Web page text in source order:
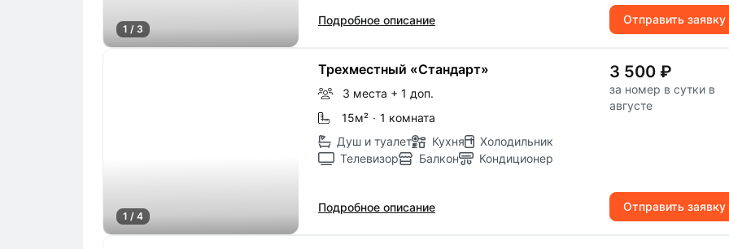
1 / 3
Подробное описание Отправить заявку
1 / 4
Трехместный «Стандарт»
3 места + 1 доп.
15м² · 1 комната
Душ и туалет
Кухня
Холодильник
Телевизор
Балкон Кондиционер
Подробное описание
3 500 ₽
за номер в сутки в
августе
Отправить заявку